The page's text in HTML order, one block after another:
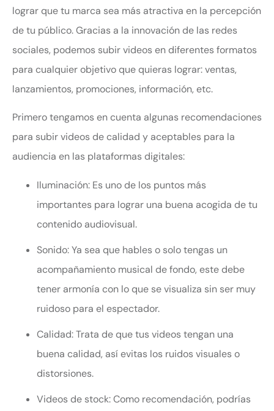
lograr que tu marca sea más atractiva en la percepción
de tu público. Gracias a la innovación de las redes
sociales, podemos subir videos en diferentes formatos
para cualquier objetivo que quieras lograr: ventas,
lanzamientos, promociones, información, etc.
Primero tengamos en cuenta algunas recomendaciones
para subir videos de calidad y aceptables para la
audiencia en las plataformas digitales:
Iluminación: Es uno de los puntos más
importantes para lograr una buena acogida de tu
contenido audiovisual.
Sonido: Ya sea que hables o solo tengas un
acompañamiento musical de fondo, este debe
tener armonía con lo que se visualiza sin ser muy
ruidoso para el espectador.
Calidad: Trata de que tus videos tengan una
buena calidad, así evitas los ruidos visuales o
distorsiones.
Videos de stock: Como recomendación, podrías